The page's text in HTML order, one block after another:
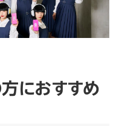
におすすめ